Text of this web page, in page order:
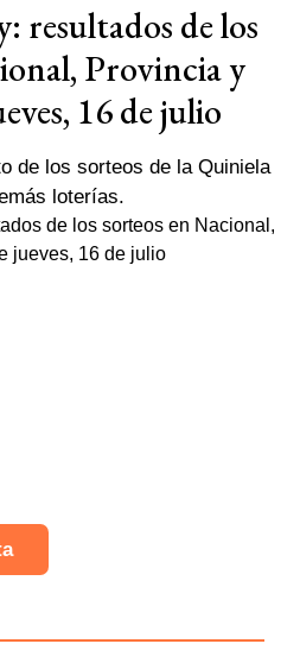
resultados de los
Provincia y
16 de julio
de los sorteos de la Quiniela
loterías.